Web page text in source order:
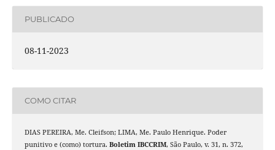
PUBLICADO
08-11-2023
COMO CITAR
DIAS PEREIRA, Me. Cleifson; LIMA, Me. Paulo Henrique. Poder
punitivo e (como) tortura. Boletim IBCCRIM, São Paulo, v. 31, n. 372,